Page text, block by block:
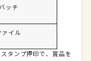
ッチ
イル
タンプ押印で、賞品を